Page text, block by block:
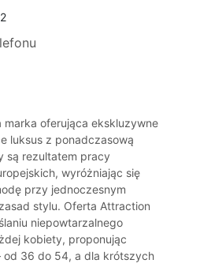
marka oferująca ekskluzywne
luksus z ponadczasową
są rezultatem pracy
wyróżniając się
przy jednoczesnym
stylu. Oferta Attraction
niepowtarzalnego
kobiety, proponując
od 36 do 54, a dla krótszych